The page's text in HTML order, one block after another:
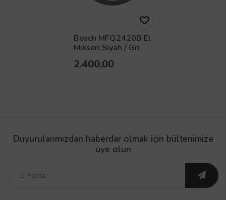
Bosch MFQ2420B El
Mikseri Siyah / Gri
2.400,00
Duyurularımızdan haberdar olmak için bültenimize
üye olun